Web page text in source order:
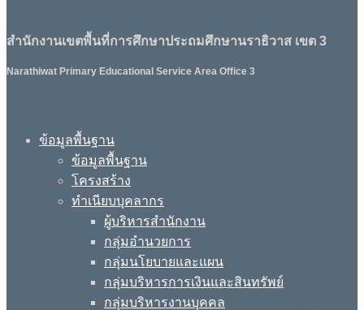
สำนักงานเขตพื้นที่การศึกษาประถมศึกษานราธิวาส เขต 3
Narathiwat Primary Educational Service Area Office 3
ข้อมูลพื้นฐาน
ข้อมูลพื้นฐาน
โครงสร้าง
ทำเนียบบุคลากร
ผู้บริหารสำนักงาน
กลุ่มอำนวยการ
กลุ่มนโยบายและแผน
กลุ่มบริหารการเงินและสินทรัพย์
กลุ่มบริหารงานบุคคล